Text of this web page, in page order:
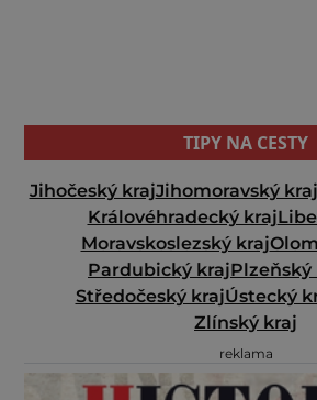
TIPY NA CESTY
Jihočeský krajJihomoravský kraj
Královéhradecký kraj
Moravskoslezský kraj
Pardubický krajPlzeňský
Středočeský krajÚstecký
Zlínský kraj
reklama